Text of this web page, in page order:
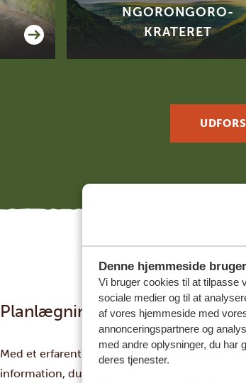
Denne hjemmeside
Vi bruger cookies til at tilpasse
sociale medier og til at
af vores hjemmeside med
annonceringspartnere og
med andre oplysninger, du har
deres tjenester.
NGORONGORO-
KRATERET
Planlægning af din solorejse
Med et erfarent rejsebureau ved din side
information, du har brug for, inden du rejser.